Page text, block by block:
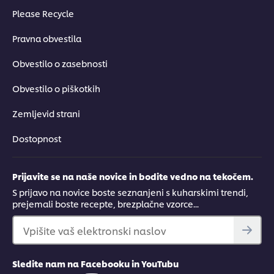
Please Recycle
Pravna obvestila
Obvestilo o zasebnosti
Obvestilo o piškotkih
Zemljevid strani
Dostopnost
Prijavite se na naše novice in bodite vedno na tekočem.
S prijavo na novice boste seznanjeni s kuharskimi trendi,
prejemali boste recepte, brezplačne vzorce...
Vpišite vaš elektronski naslov
Sledite nam na Facebooku in YouTubu